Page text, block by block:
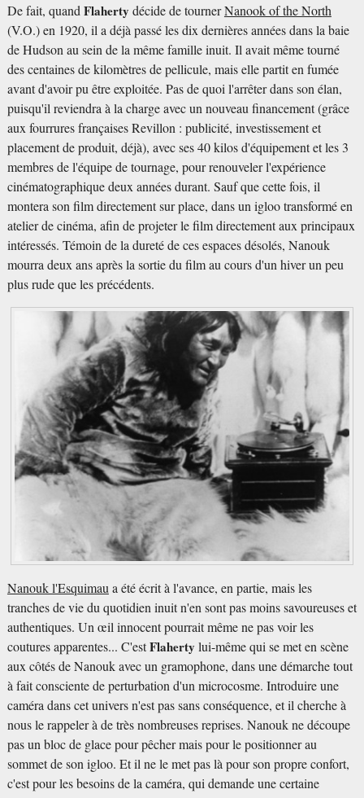
De fait, quandFlaherty décide de tournerNanook of the North
(V.O.) en 1920, il a déjà passé les dix dernières années dans la baie
de Hudson au sein de la même famille inuit. Il avait même tourné
des centaines de kilomètres de pellicule, mais elle partit en fumée
avant d'avoir pu être exploitée. Pas de quoi l'arrêter dans son élan,
puisqu'il reviendra à la charge avec un nouveau financement (grâce
aux fourrures françaises Revillon : publicité, investissement et
placement de produit, déjà), avec ses 40 kilos d'équipement et les 3
membres de l'équipe de tournage, pour renouveler l'expérience
cinématographique deux années durant. Sauf que cette fois, il
montera son film directement sur place, dans un igloo transformé en
atelier de cinéma, afin de projeter le film directement aux principaux
intéressés. Témoin de la dureté de ces espaces désolés, Nanouk
mourra deux ans après la sortie du film au cours d'un hiver un peu
plus rude que les précédents.
Nanouk l'Esquimaua été écrit à l'avance, en partie, mais les
tranches de vie du quotidien inuit n'en sont pas moins savoureuses et
authentiques. Un œil innocent pourrait même ne pas voir les
coutures apparentes... C'estFlaherty lui-même qui se met en scène
aux côtés de Nanouk avec un gramophone, dans une démarche tout
à fait consciente de perturbation d'un microcosme. Introduire une
caméra dans cet univers n'est pas sans conséquence, et il cherche à
nous le rappeler à de très nombreuses reprises. Nanouk ne découpe
pas un bloc de glace pour pêcher mais pour le positionner au
sommet de son igloo. Et il ne le met pas là pour son propre confort,
c'est pour les besoins de la caméra, qui demande une certaine